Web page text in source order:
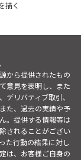
描く
から提供されたもの
意見を表明し、また
リバティブ取引、
た、過去の実績や予
。提供する情報等は
されることがござい
た行動の結果に対し
は、お客様ご自身の